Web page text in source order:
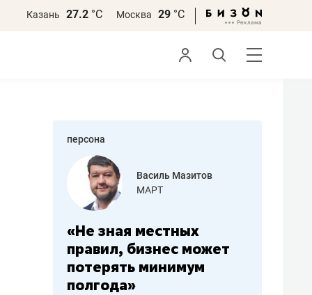
Казань 27.2 °С Москва 29 °С
персона
работа
Василь Мазитов
МАРТ
«Не зная местных
правил, бизнес может
потерять минимум
полгода»